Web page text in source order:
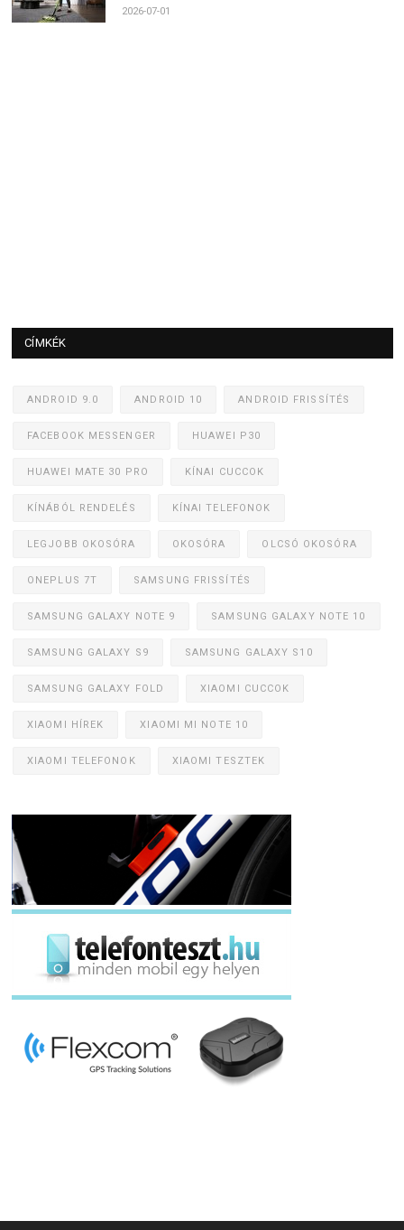
2026-07-01
CÍMKÉK
ANDROID 9.0 ANDROID 10 ANDROID FRISSÍTÉS
FACEBOOK MESSENGER HUAWEI P30
HUAWEI MATE 30 PRO KÍNAI CUCCOK
KÍNÁBÓL RENDELÉS KÍNAI TELEFONOK
LEGJOBB OKOSÓRA OKOSÓRA OLCSÓ OKOSÓRA
ONEPLUS 7T SAMSUNG FRISSÍTÉS
SAMSUNG GALAXY NOTE 9 SAMSUNG GALAXY NOTE 10
SAMSUNG GALAXY S9 SAMSUNG GALAXY S10
SAMSUNG GALAXY FOLD XIAOMI CUCCOK
XIAOMI HÍREK XIAOMI MI NOTE 10
XIAOMI TELEFONOK XIAOMI TESZTEK